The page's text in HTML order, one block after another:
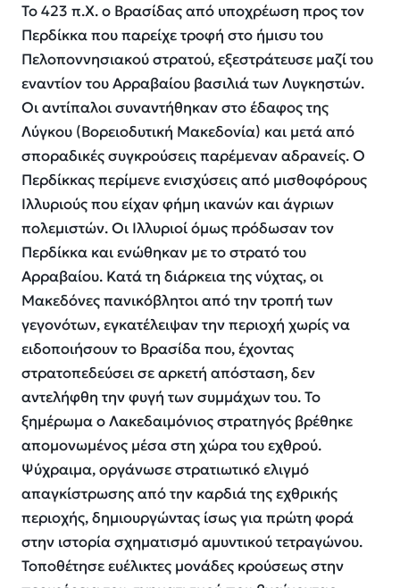
Το 423 π.Χ. ο Βρασίδας από υποχρέωση προς τον
Περδίκκα που παρείχε τροφή στο ήμισυ του
Πελοποννησιακού στρατού, εξεστράτευσε μαζί του
εναντίον του Αρραβαίου βασιλιά των Λυγκηστών.
Οι αντίπαλοι συναντήθηκαν στο έδαφος της
Λύγκου (Βορειοδυτική Μακεδονία) και μετά από
σποραδικές συγκρούσεις παρέμεναν αδρανείς. Ο
Περδίκκας περίμενε ενισχύσεις από μισθοφόρους
Ιλλυριούς που είχαν φήμη ικανών και άγριων
πολεμιστών. Οι Ιλλυριοί όμως πρόδωσαν τον
Περδίκκα και ενώθηκαν με το στρατό του
Αρραβαίου. Κατά τη διάρκεια της νύχτας, οι
Μακεδόνες πανικόβλητοι από την τροπή των
γεγονότων, εγκατέλειψαν την περιοχή χωρίς να
ειδοποιήσουν το Βρασίδα που, έχοντας
στρατοπεδεύσει σε αρκετή απόσταση, δεν
αντελήφθη την φυγή των συμμάχων του. Το
ξημέρωμα ο Λακεδαιμόνιος στρατηγός βρέθηκε
απομονωμένος μέσα στη χώρα του εχθρού.
Ψύχραιμα, οργάνωσε στρατιωτικό ελιγμό
απαγκίστρωσης από την καρδιά της εχθρικής
περιοχής, δημιουργώντας ίσως για πρώτη φορά
στην ιστορία σχηματισμό αμυντικού τετραγώνου.
Τοποθέτησε ευέλικτες μονάδες κρούσεως στην